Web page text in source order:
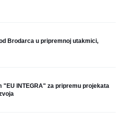
Brodarca u pripremnoj utakmici,
INTEGRA" za pripremu projekata